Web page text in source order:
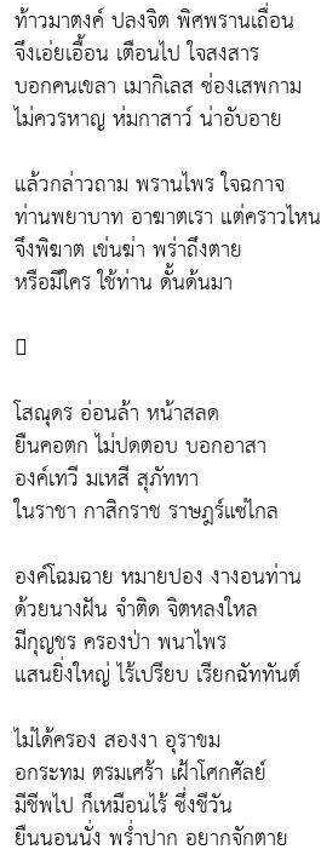
ท้าวมาตงค์ ปลงจิต พิศพรานเถื่อน
จึงเอ่ยเอื้อน เตือนไป ใจสงสาร
บอกคนเขลา เมากิเลส ซ่องเสพกาม
ไม่ควรหาญ ห่มกาสาว์ น่าอับอาย
แล้วกล่าวถาม พรานไพร ใจฉกาจ
ท่านพยาบาท อาฆาตเรา แต่คราวไหน
จึงพิฆาต เข่นฆ่า พร่าถึงตาย
หรือมีใคร ใช้ท่าน ดั้นด้นมา

โสณุดร อ่อนล้า หน้าสลด
ยืนคอตก ไม่ปดตอบ บอกอาสา
องค์เทวี มเหสี สุภัททา
ในราชา กาสิกราช ราษฎร์แซ่ไกล
องค์โฉมฉาย หมายปอง งางอนท่าน
ด้วยนางฝัน จำติด จิตหลงใหล
มีกุญชร ครองป่า พนาไพร
แสนยิ่งใหญ่ ไร้เปรียบ เรียกฉัททันต์
ไม่ได้ครอง สองงา อุราขม
อกระทม ตรมเศร้า เฝ้าโศกศัลย์
มีชีพไป ก็เหมือนไร้ ซึ่งชีวัน
ยืนนอนนั่ง พร่ำปาก อยากจักตาย